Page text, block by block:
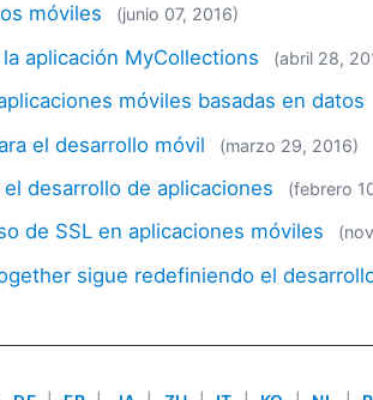
móviles (junio 07, 2016)
aplicación MyCollections (abril 28,
móviles basadas en datos
el desarrollo móvil (marzo 29, 2016)
desarrollo de aplicaciones (febrero
de SSL en aplicaciones móviles
sigue redefiniendo el